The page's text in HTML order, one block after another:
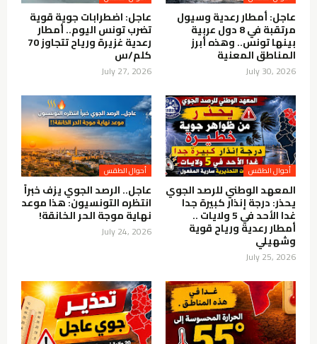
عاجل: أمطار رعدية وسيول
مرتقبة في 8 دول عربية
بينها تونس.. وهذه أبرز
المناطق المعنية
July 30, 2026
عاجل: اضطرابات جوية قوية
تضرب تونس اليوم.. أمطار
رعدية غزيرة ورياح تتجاوز 70
كلم/س
July 27, 2026
أحوال الطقس
المعهد الوطني للرصد الجوي
يحذر: درجة إنذار كبيرة جدا
غدا الأحد في 5 ولايات ..
أمطار رعدية ورياح قوية
وشهيلي
July 25, 2026
أحوال الطقس
عاجل.. الرصد الجوي يزف خبراً
انتظره التونسيون: هذا موعد
نهاية موجة الحر الخانقة!
July 24, 2026